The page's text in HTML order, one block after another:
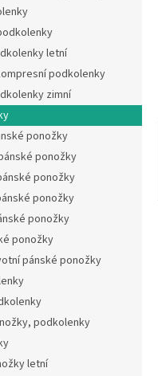
letní
podkolenky
zimní
ponožky
ponožky
ponožky
ponožky
ponožky
ponožky
pánské ponožky
podkolenky
letní